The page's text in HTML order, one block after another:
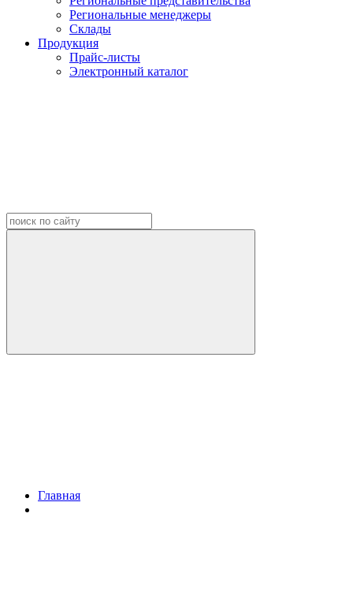
Региональные менеджеры
Склады
Продукция
Прайс-листы
Электронный каталог
Главная